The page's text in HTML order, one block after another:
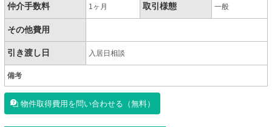
仲介手数料 1ヶ月 取引様態 一般
その他費用
引き渡し日 入居日相談
備考
物件取得費用を問い合わせる（無料）